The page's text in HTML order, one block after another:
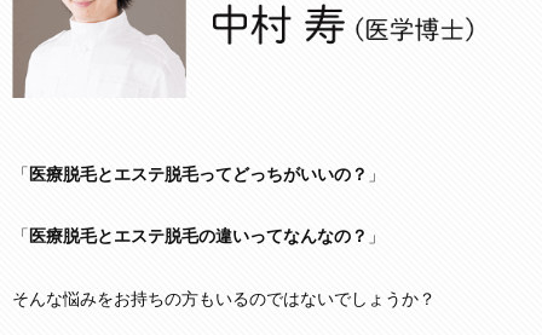
「 医療脱毛とエステ脱毛ってどっちがいいの？ 」
「 医療脱毛とエステ脱毛の違いってなんなの？ 」
そんな悩みをお持ちの方もいるのではないでしょうか？